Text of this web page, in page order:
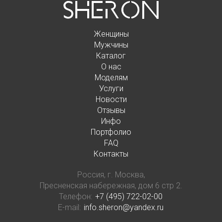
Женщины
Мужчины
Каталог
О нас
Моделям
Услуги
Новости
Отзывы
Инфо
Портфолио
FAQ
Контакты
Россия, г. Москва,
Пресненская набережная, дом 6 стр 2.
Телефон: +7 (495) 722-02-00
E-mail: info.sheron@yandex.ru